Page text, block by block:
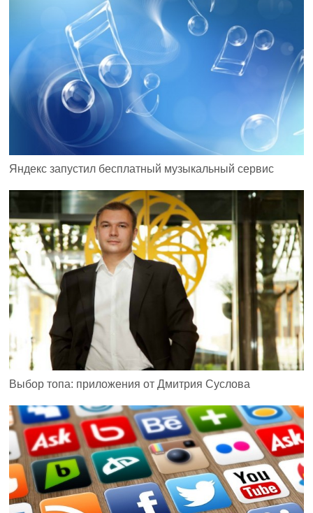
Яндекс запустил бесплатный музыкальный сервис
Выбор топа: приложения от Дмитрия Суслова